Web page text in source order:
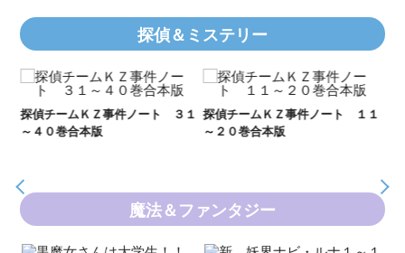
探偵＆ミステリー
探偵チームＫＺ事件ノート ３１
～４０巻合本版
探偵チームＫＺ事件ノート １１
～２０巻合本版
魔法＆ファンタジー